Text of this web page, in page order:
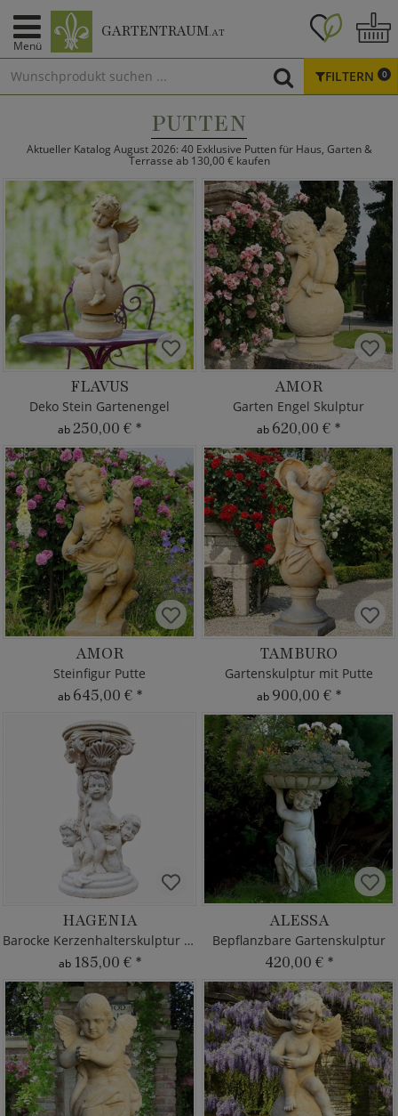
Menü
GARTENTRAUM.AT
FILTERN 0
PUTTEN
Aktueller Katalog August 2026: 40 Exklusive Putten für Haus, Garten &
Terrasse ab 130,00 € kaufen
FLAVUS
Deko Stein Gartenengel
ab250,00 € *
AMOR
Garten Engel Skulptur
ab 620,00 € *
AMOR
Steinfigur Putte
ab 645,00 € *
TAMBURO
Gartenskulptur mit Putte
ab 900,00 € *
HAGENIA
Barocke Kerzenhalterskulptur Putte
ab 185,00 € *
ALESSA
Bepflanzbare Gartenskulptur
420,00 € *